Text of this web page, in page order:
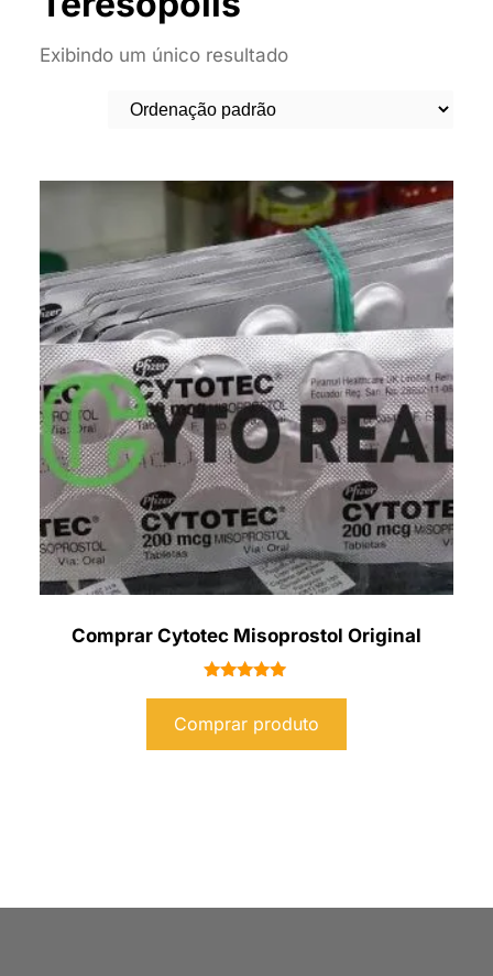
Exibindo um único resultado
Comprar Cytotec Misoprostol Original
de 5
Comprar produto